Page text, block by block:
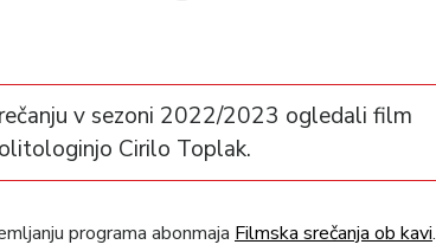
v sezoni 2022/2023 ogledali film
Cirilo Toplak.
programa abonmaja Filmska srečanja ob kavi.